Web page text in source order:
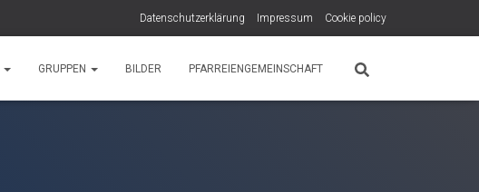
Datenschutzerklärung Impressum Cookie policy
GRUPPEN BILDER PFARREIENGEMEINSCHAFT